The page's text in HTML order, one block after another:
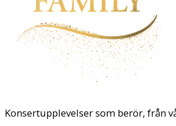
Konsertupplevelser som berör, från